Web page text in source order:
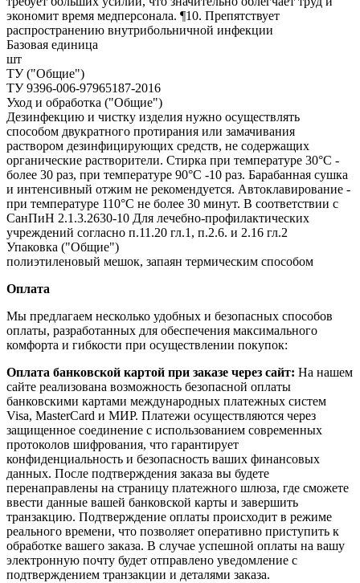
экономит время медперсонала. ¶10. Препятствует
распространению внутрибольничной инфекции
Базовая единица
шт
ТУ ("Общие")
ТУ 9396-006-97965187-2016
Уход и обработка ("Общие")
Дезинфекцию и чистку изделия нужно осуществлять
способом двукратного протирания или замачивания
раствором дезинфицирующих средств, не содержащих
органические растворители. Стирка при температуре 30°С -
более 30 раз, при температуре 90°С -10 раз. Барабанная сушка
и интенсивный отжим не рекомендуется. Автоклавирование -
при температуре 110°С не более 30 минут. В соответствии с
СанПиН 2.1.3.2630-10 Для лечебно-профилактических
учреждений согласно п.11.20 гл.1, п.2.6. и 2.16 гл.2
Упаковка ("Общие")
полиэтиленовый мешок, запаян термическим способом
Оплата
Мы предлагаем несколько удобных и безопасных способов
оплаты, разработанных для обеспечения максимального
комфорта и гибкости при осуществлении покупок:
Оплата банковской картой при заказе через сайт: На нашем
сайте реализована возможность безопасной оплаты
банковскими картами международных платежных систем
Visa, MasterCard и МИР. Платежи осуществляются через
защищенное соединение с использованием современных
протоколов шифрования, что гарантирует
конфиденциальность и безопасность ваших финансовых
данных. После подтверждения заказа вы будете
перенаправлены на страницу платежного шлюза, где сможете
ввести данные вашей банковской карты и завершить
транзакцию. Подтверждение оплаты происходит в режиме
реального времени, что позволяет оперативно приступить к
обработке вашего заказа. В случае успешной оплаты на вашу
электронную почту будет отправлено уведомление с
подтверждением транзакции и деталями заказа.